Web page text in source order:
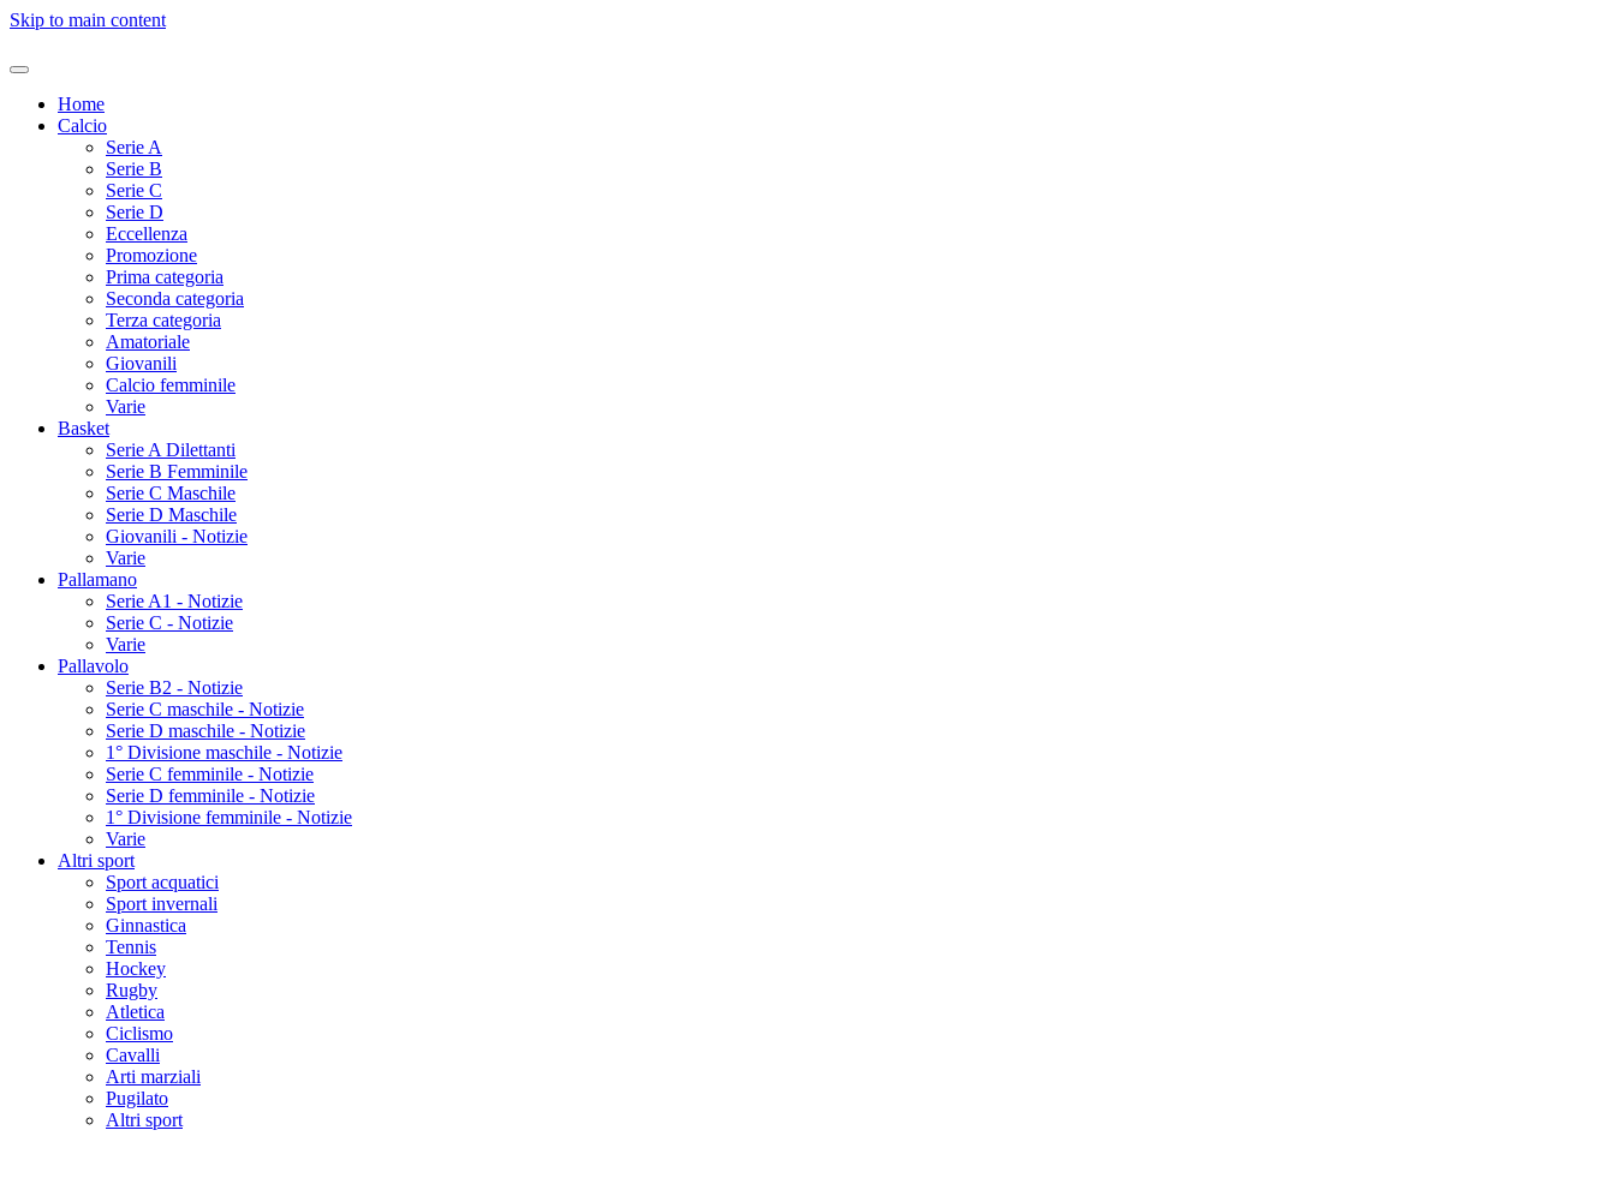
Skip to main content
Home
Calcio
Serie A
Serie B
Serie C
Serie D
Eccellenza
Promozione
Prima categoria
Seconda categoria
Terza categoria
Amatoriale
Giovanili
Calcio femminile
Varie
Basket
Serie A Dilettanti
Serie B Femminile
Serie C Maschile
Serie D Maschile
Giovanili - Notizie
Varie
Pallamano
Serie A1 - Notizie
Serie C - Notizie
Varie
Pallavolo
Serie B2 - Notizie
Serie C maschile - Notizie
Serie D maschile - Notizie
1° Divisione maschile - Notizie
Serie C femminile - Notizie
Serie D femminile - Notizie
1° Divisione femminile - Notizie
Varie
Altri sport
Sport acquatici
Sport invernali
Ginnastica
Tennis
Hockey
Rugby
Atletica
Ciclismo
Cavalli
Arti marziali
Pugilato
Altri sport